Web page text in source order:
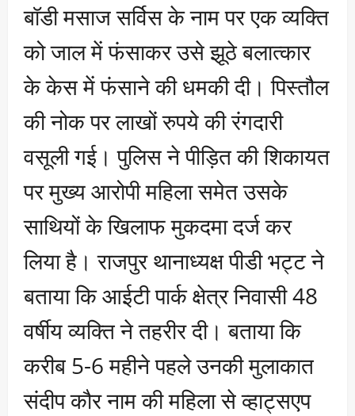
बॉडी मसाज सर्विस के नाम पर एक व्यक्ति
को जाल में फंसाकर उसे झूठे बलात्कार
के केस में फंसाने की धमकी दी। पिस्तौल
की नोक पर लाखों रुपये की रंगदारी
वसूली गई। पुलिस ने पीड़ित की शिकायत
पर मुख्य आरोपी महिला समेत उसके
साथियों के खिलाफ मुकदमा दर्ज कर
लिया है। राजपुर थानाध्यक्ष पीडी भट्ट ने
बताया कि आईटी पार्क क्षेत्र निवासी 48
वर्षीय व्यक्ति ने तहरीर दी। बताया कि
करीब 5-6 महीने पहले उनकी मुलाकात
संदीप कौर नाम की महिला से व्हाट्सएप